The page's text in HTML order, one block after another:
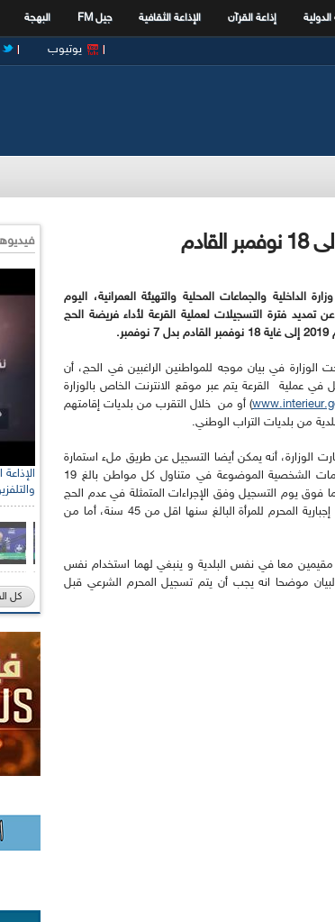
الدولية إذاعة القرآن الإذاعة الثقافية جيل FM البهجة
يوتيوب
الداخلية والجماعات المحلية والتهيئة العمرانية، اليوم
عن تمديد فترة التسجيلات لعملية القرعة لأداء فريضة الحج
الوزارة في بيان موجه للمواطنين الراغبين في الحج، أن
في عملية القرعة يتم عبر موقع الانترنت الخاص بالوزارة
) أو من خلال التقرب من بلديات إقامتهم
من بلديات التراب الوطني.
الوزارة، أنه يمكن أيضا التسجيل عن طريق ملء استمارة
المعلومات الشخصية الموضوعة في متناول كل مواطن بالغ 19
فوق يوم التسجيل وفق الإجراءات المتمثلة في عدم الحج
خلال السبع سنوات السابقة أي يبدأ حسابه من موسم حج 2012 , إجبارية المحرم للمرأة البالغ سنها اقل من 45 سنة، أما من
مقيمين معا في نفس البلدية و ينبغي لهما استخدام نفس
البيان موضحا انه يجب أن يتم تسجيل المحرم الشرعي قبل
كل